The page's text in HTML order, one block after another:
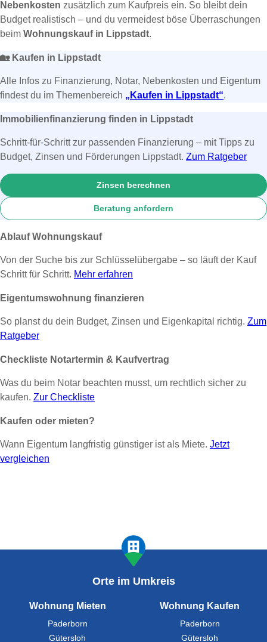
Nebenkosten zusätzlich zum Kaufpreis ein. So bleibt dein
Budget realistisch – und du vermeidest böse Überraschungen
beim Wohnungskauf in Lippstadt.
🏡 Kaufen in Lippstadt
Alle Infos zu Finanzierung, Notar, Nebenkosten und Eigentum
findest du im Themenbereich „Kaufen in Lippstadt“.
Immobilienfinanzierung finden in Lippstadt
Schritt-für-Schritt zur passenden Finanzierung – mit Tipps zu
Budget, Zinsen und Förderungen Lippstadt. Zum Ratgeber
Zinsen berechnen
Beratung anfordern
Ablauf Wohnungskauf
Von der Suche bis zur Schlüsselübergabe – so läuft der Kauf
Schritt für Schritt. Mehr erfahren
Eigentumswohnung finanzieren
So planst du dein Budget, Zinsen und Eigenkapital richtig. Zum
Ratgeber
Checkliste Notartermin & Kaufvertrag
Was du beim Notar beachten musst, um rechtlich sicher zu
kaufen. Zur Checkliste
Kaufen oder mieten?
Wann Eigentum langfristig günstiger ist als Miete. Jetzt
vergleichen
Orte im Umkreis
Wohnung Mieten
Paderborn
Gütersloh
Wohnung Kaufen
Paderborn
Gütersloh